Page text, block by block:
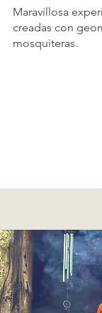
Maravillosa
creadas con
mosquiteras.